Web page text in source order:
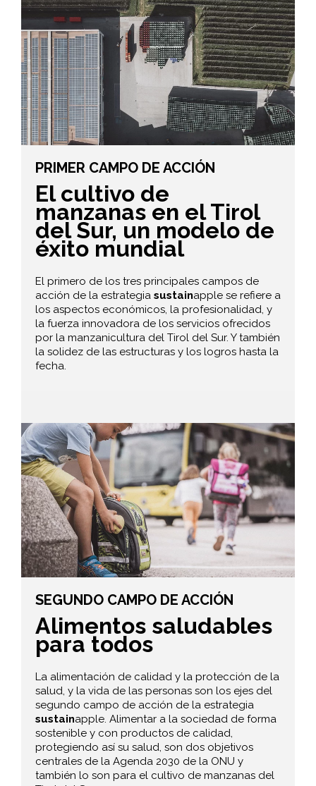
PRIMER CAMPO DE ACCIÓN
El cultivo de
manzanas en el Tirol
del Sur, un modelo de
éxito mundial
El primero de los tres principales campos de
acción de la estrategia sustainapple se refiere a
los aspectos económicos, la profesionalidad, y
la fuerza innovadora de los servicios ofrecidos
por la manzanicultura del Tirol del Sur. Y también
la solidez de las estructuras y los logros hasta la
fecha.
SEGUNDO CAMPO DE ACCIÓN
Alimentos saludables
para todos
La alimentación de calidad y la protección de la
salud, y la vida de las personas son los ejes del
segundo campo de acción de la estrategia
sustainapple. Alimentar a la sociedad de forma
sostenible y con productos de calidad,
protegiendo así su salud, son dos objetivos
centrales de la Agenda 2030 de la ONU y
también lo son para el cultivo de manzanas del